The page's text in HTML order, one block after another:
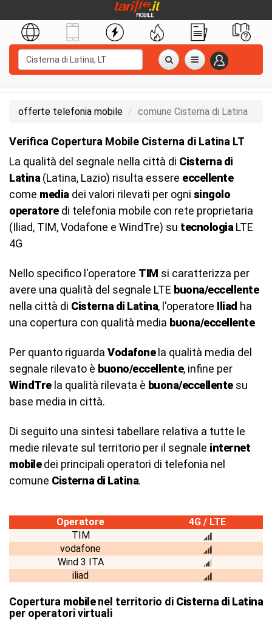
offerte telefonia mobile comune Cisterna di Latina
Verifica Copertura Mobile Cisterna di Latina LT
La qualità del segnale nella città di Cisterna di
Latina (Latina, Lazio) risulta essere eccellente
come media dei valori rilevati per ogni singolo
operatoredi telefonia mobile con rete proprietaria
(Iliad, TIM, Vodafone e WindTre) su tecnologia LTE
4G
Nello specifico l'operatore TIM si caratterizza per
avere una qualità del segnale LTE buona/eccellente
nella città di Cisterna di Latina, l'operatore Iliad ha
una copertura con qualità media buona/eccellente
Per quanto riguarda Vodafonela qualità media del
segnale rilevato è buono/eccellente, infine per
WindTrela qualità rilevata è buona/eccellentesu
base media in città.
Di seguito una sintesi tabellare relativa a tutte le
medie rilevate sul territorio per il segnale internet
mobiledei principali operatori di telefonia nel
comune Cisterna di Latina.
Operatore
4G / LTE
TIM
vodafone
Wind 3 ITA
iliad
Copertura mobilenel territorio di Cisterna di Latina
per operatori virtuali